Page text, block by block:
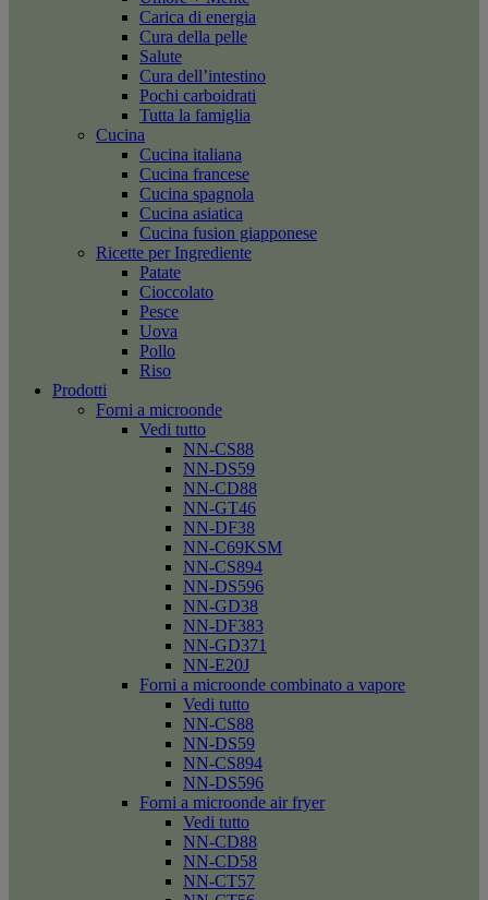
Carica di energia
Cura della pelle
Salute
Cura dell’intestino
Pochi carboidrati
Tutta la famiglia
Cucina
Cucina italiana
Cucina francese
Cucina spagnola
Cucina asiatica
Cucina fusion giapponese
Ricette per Ingrediente
Patate
Cioccolato
Pesce
Uova
Pollo
Riso
Prodotti
Forni a microonde
Vedi tutto
NN-CS88
NN-DS59
NN-CD88
NN-GT46
NN-DF38
NN-C69KSM
NN-CS894
NN-DS596
NN-GD38
NN-DF383
NN-GD371
NN-E20J
Forni a microonde combinato a vapore
Vedi tutto
NN-CS88
NN-DS59
NN-CS894
NN-DS596
Forni a microonde air fryer
Vedi tutto
NN-CD88
NN-CD58
NN-CT57